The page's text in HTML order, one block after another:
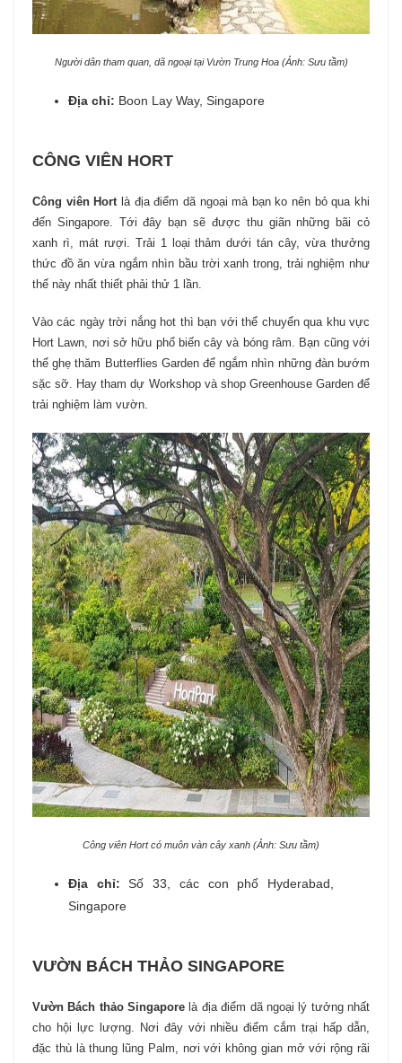
Người dân tham quan, dã ngoại tại Vườn Trung Hoa (Ảnh: Sưu tầm)
Địa chỉ: Boon Lay Way, Singapore
CÔNG VIÊN HORT
Công viên Hort là địa điểm dã ngoại mà bạn ko nên bỏ qua khi
đến Singapore. Tới đây bạn sẽ được thu giãn những bãi cỏ
xanh rì, mát rượi. Trải 1 loại thảm dưới tán cây, vừa thưởng
thức đồ ăn vừa ngắm nhìn bầu trời xanh trong, trải nghiệm như
thế này nhất thiết phải thử 1 lần.
Vào các ngày trời nắng hot thì bạn với thể chuyển qua khu vực
Hort Lawn, nơi sở hữu phổ biến cây và bóng râm. Bạn cũng với
thể ghẹ thăm Butterflies Garden để ngắm nhìn những đàn bướm
sặc sỡ. Hay tham dự Workshop và shop Greenhouse Garden để
trải nghiệm làm vườn.
Công viên Hort có muôn vàn cây xanh (Ảnh: Sưu tầm)
Địa chỉ:
Số 33, các con phố Hyderabad,
Singapore
VƯỜN BÁCH THẢO SINGAPORE
Vườn Bách thảo Singapore là địa điểm dã ngoại lý tưởng nhất
cho hội lực lượng. Nơi đây với nhiều điểm cắm trại hấp dẫn,
đặc thù là thung lũng Palm, nơi với không gian mở với rộng rãi